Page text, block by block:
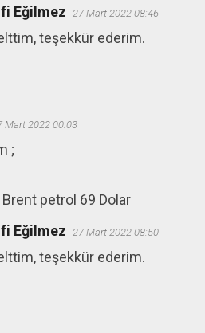
Eğilmez 27 Mart 2022 08:46
teşekkür ederim.
Mart 2022 00:03
;
Brent petrol 69 Dolar
Eğilmez 27 Mart 2022 08:50
teşekkür ederim.